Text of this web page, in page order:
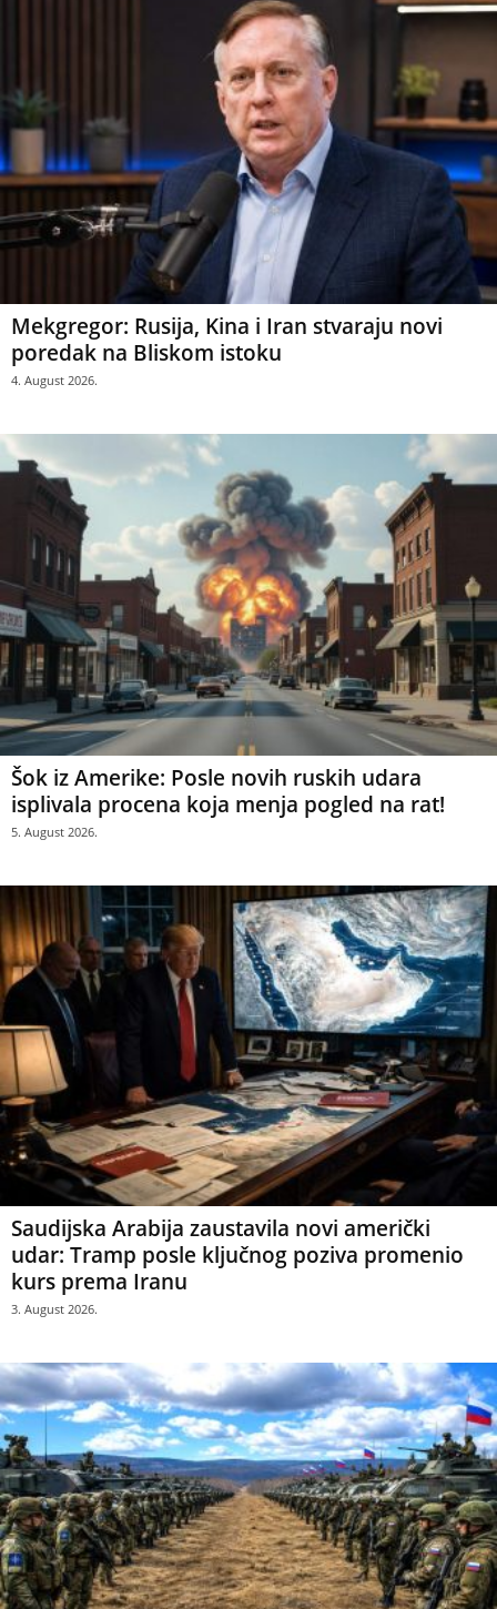
Mekgregor: Rusija, Kina i Iran stvaraju novi
poredak na Bliskom istoku
4. August 2026.
Šok iz Amerike: Posle novih ruskih udara
isplivala procena koja menja pogled na rat!
5. August 2026.
Saudijska Arabija zaustavila novi američki
udar: Tramp posle ključnog poziva promenio
kurs prema Iranu
3. August 2026.